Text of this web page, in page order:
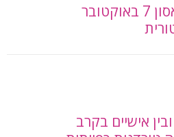
כמה מחשבות על אסון 7 באוקטובר
אישיים בקרב